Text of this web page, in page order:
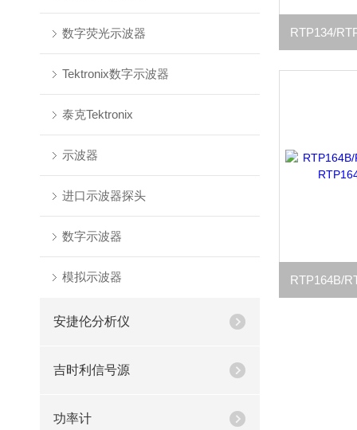
数字荧光示波器
Tektronix数字示波器
泰克Tektronix
示波器
进口示波器探头
数字示波器
模拟示波器
安捷伦分析仪
吉时利信号源
功率计